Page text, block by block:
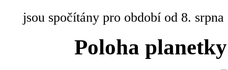
jsou spočítány pro období od 8.
Poloha